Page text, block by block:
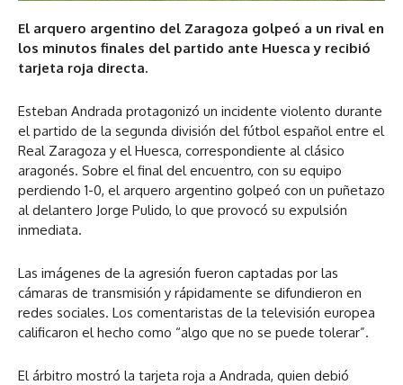
El arquero argentino del Zaragoza golpeó a un rival en
los minutos finales del partido ante Huesca y recibió
tarjeta roja directa.
Esteban Andrada protagonizó un incidente violento durante
el partido de la segunda división del fútbol español entre el
Real Zaragoza y el Huesca, correspondiente al clásico
aragonés. Sobre el final del encuentro, con su equipo
perdiendo 1-0, el arquero argentino golpeó con un puñetazo
al delantero Jorge Pulido, lo que provocó su expulsión
inmediata.
Las imágenes de la agresión fueron captadas por las
cámaras de transmisión y rápidamente se difundieron en
redes sociales. Los comentaristas de la televisión europea
calificaron el hecho como “algo que no se puede tolerar”.
El árbitro mostró la tarjeta roja a Andrada, quien debió